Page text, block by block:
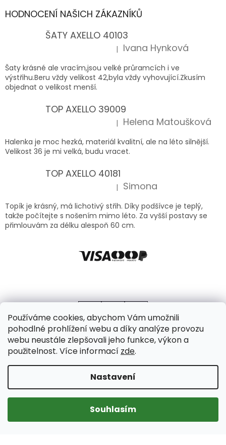
Používáme cookies, abychom Vám umožnili
pohodlné prohlížení webu a díky analýze provozu
webu neustále zlepšovali jeho funkce, výkon a
použitelnost. Více informací zde.
Nastavení
Souhlasím
HODNOCENÍ NAŠICH ZÁKAZNÍKŮ
ŠATY AXELLO 40103
Hodnocení produktu je 5 z 5 hvězdiček.
| Ivana Hynková
Šaty krásné ale vracím,jsou velké průramcích i ve
výstřihu.Beru vždy velikost 42,byla vždy vyhovující.Zkusím
objednat o velikost menší.
TOP AXELLO 39009
Hodnocení produktu je 5 z 5 hvězdiček.
| Helena Matoušková
Halenka je moc hezká, materiál kvalitní, ale na léto silnější.
Velikost 36 je mi velká, budu vracet.
TOP AXELLO 40181
Hodnocení produktu je 5 z 5 hvězdiček.
| Simona
Topík je krásný, má lichotivý střih. Díky podšívce je teplý,
takže počítejte s nošením mimo léto. Za vyšší postavy se
přimlouvám za délku alespoň 60 cm.
Vytvořil Shoptet
. Všechna práva vyhrazena.
nastavení cookies